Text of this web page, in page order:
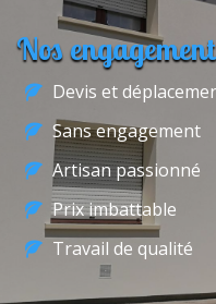
Nos
Devis et
Sans engagement
Artisan passionné
Prix imbattable
Travail de qualité